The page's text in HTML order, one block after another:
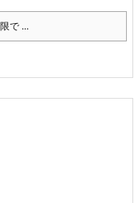
で ...